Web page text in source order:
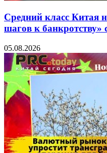
Средний класс Китая
шагов к
05.08.2026